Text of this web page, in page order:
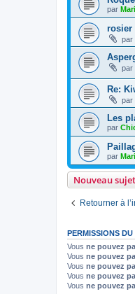
par
rosier
par
par
Re:
par
Les
par
par
Nouveau sujet
Retourner à
PERMISSIONS DU
Vous ne pouvez
Vous ne pouvez
Vous ne pouvez
Vous ne pouvez
Vous ne pouvez